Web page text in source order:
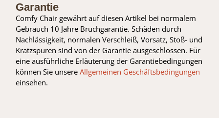
Garantie
Comfy Chair gewährt auf diesen Artikel bei normalem
Gebrauch 10 Jahre Bruchgarantie. Schäden durch
Nachlässigkeit, normalen Verschleiß, Vorsatz, Stoß- und
Kratzspuren sind von der Garantie ausgeschlossen. Für
eine ausführliche Erläuterung der Garantiebedingungen
können Sie unsereAllgemeinen Geschäftsbedingungen
einsehen.